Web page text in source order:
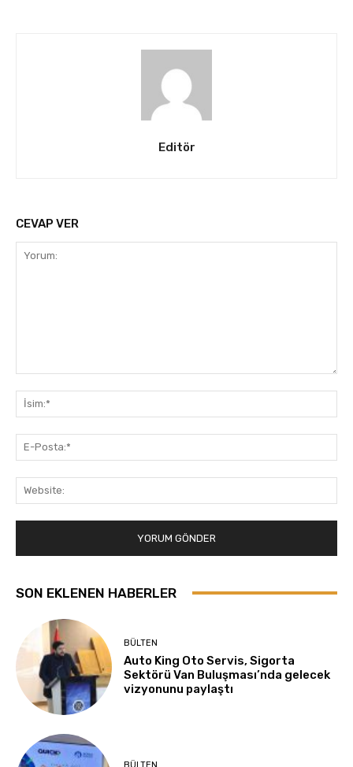
Editör
CEVAP VER
SON EKLENEN HABERLER
BÜLTEN
Auto King Oto Servis, Sigorta
Sektörü Van Buluşması’nda gelecek
vizyonunu paylaştı